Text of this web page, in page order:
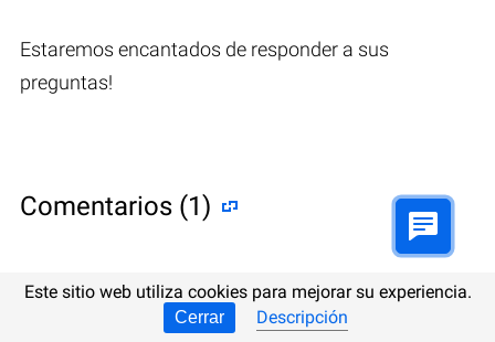
Estaremos encantados de responder a sus
preguntas!
Comentarios (1)
Hetman Software: Data Recovery
9.08.2022 12:31#
Este sitio web utiliza cookies para mejorar su experiencia.
Cerrar Descripción